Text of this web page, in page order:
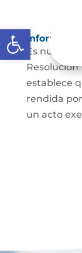
Abrir barra de
Es
Resolución
establece
rendida
un acto